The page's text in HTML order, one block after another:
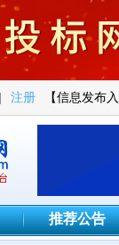
注册 【信息发布入
推荐公告